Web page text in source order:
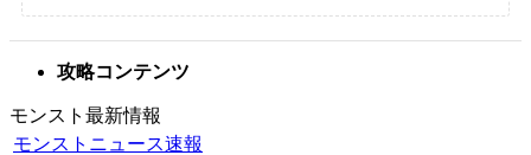
攻略コンテンツ
モンスト最新情報
モンストニュース速報